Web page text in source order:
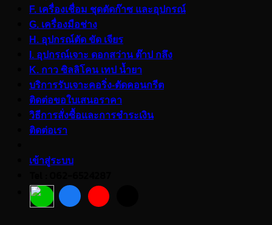
F. เครื่องเชื่อม ชุดตัดก๊าซ และอุปกรณ์
G. เครื่องมือช่าง
H. อุปกรณ์ตัด ขัด เจียร
I. อุปกรณ์เจาะ ดอกสว่าน ต๊าป กลึง
K. กาว ซิลลิโคน เทป น้ำยา
บริการรับเจาะคอริ่ง-ตัดคอนกรีต
ติดต่อขอใบเสนอราคา
วิธีการสั่งซื้อและการชำระเงิน
ติดต่อเรา
เข้าสู่ระบบ